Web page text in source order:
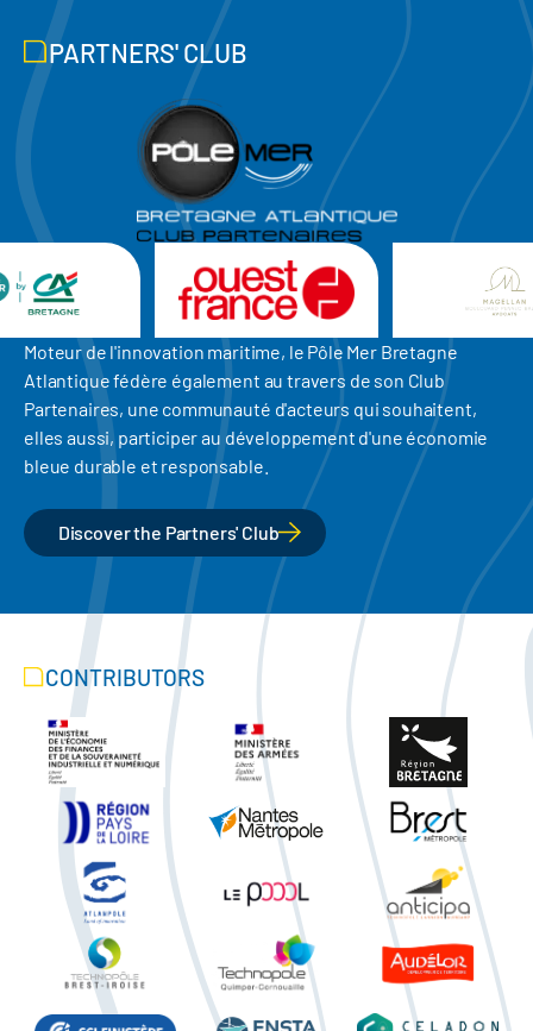
PARTNERS' CLUB
Moteur de l'innovation maritime, le Pôle Mer Bretagne
Atlantique fédère également au travers de son Club
Partenaires, une communauté d'acteurs qui souhaitent,
elles aussi, participer au développement d'une économie
bleue durable et responsable.
Discover the Partners' Club
CONTRIBUTORS